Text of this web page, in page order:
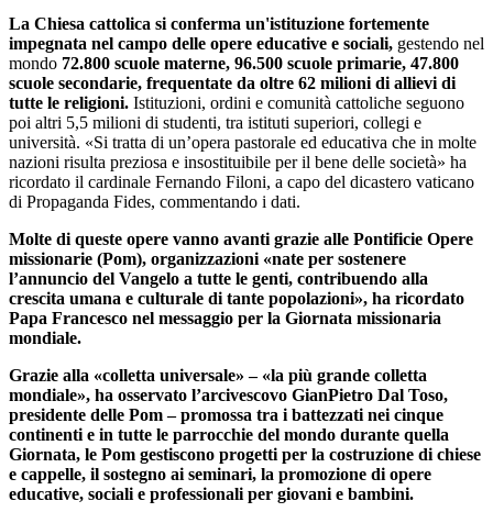
La Chiesa cattolica si conferma un'istituzione fortemente
impegnata nel campo delle opere educative e sociali, gestendo nel
mondo 72.800 scuole materne, 96.500 scuole primarie, 47.800
scuole secondarie, frequentate da oltre 62 milioni di allievi di
tutte le religioni. Istituzioni, ordini e comunità cattoliche seguono
poi altri 5,5 milioni di studenti, tra istituti superiori, collegi e
università. «Si tratta di un’opera pastorale ed educativa che in molte
nazioni risulta preziosa e insostituibile per il bene delle società» ha
ricordato il cardinale Fernando Filoni, a capo del dicastero vaticano
di Propaganda Fides, commentando i dati.
Molte di queste opere vanno avanti grazie alle Pontificie Opere
missionarie (Pom), organizzazioni «nate per sostenere
l’annuncio del Vangelo a tutte le genti, contribuendo alla
crescita umana e culturale di tante popolazioni», ha ricordato
Papa Francesco nel messaggio per la Giornata missionaria
mondiale.
Grazie alla «colletta universale» – «la più grande colletta
mondiale», ha osservato l’arcivescovo GianPietro Dal Toso,
presidente delle Pom – promossa tra i battezzati nei cinque
continenti e in tutte le parrocchie del mondo durante quella
Giornata, le Pom gestiscono progetti per la costruzione di chiese
e cappelle, il sostegno ai seminari, la promozione di opere
educative, sociali e professionali per giovani e bambini.